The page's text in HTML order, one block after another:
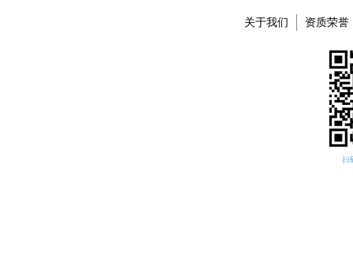
关于我们 资质荣誉